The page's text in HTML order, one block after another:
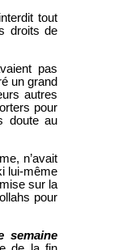
tout
droits de
pas
un grand
autres
pour
doute au
n’avait
lui-même
sur la
pour
semaine